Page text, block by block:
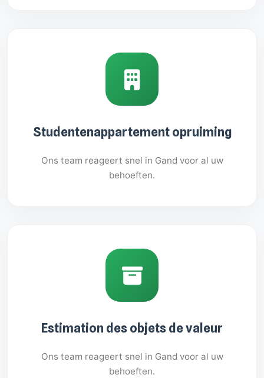
Studentenappartement opruiming
Ons team reageert snel in Gand voor al uw
behoeften.
Estimation des objets de valeur
Ons team reageert snel in Gand voor al uw
behoeften.